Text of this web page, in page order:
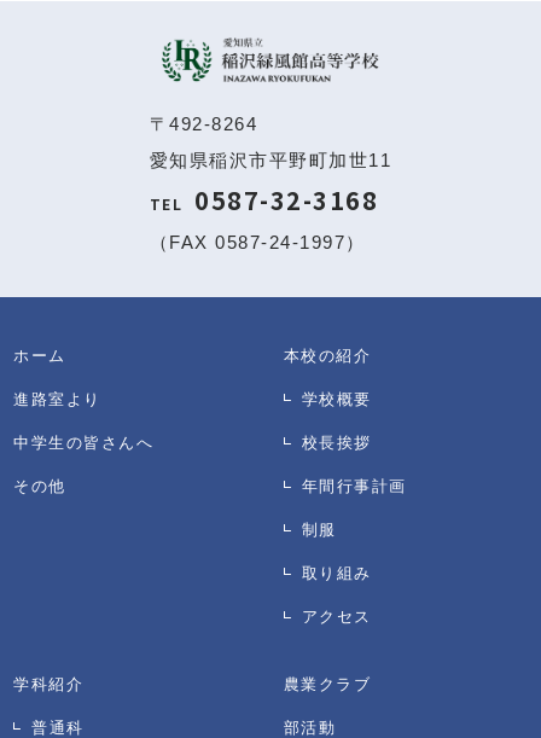
〒492-8264
愛知県稲沢市平野町加世11
TEL 0587-32-3168
（FAX 0587-24-1997）
ホーム
進路室より
中学生の皆さんへ
その他
本校の紹介
学校概要
校長挨拶
年間行事計画
制服
取り組み
アクセス
学科紹介
普通科
農業クラブ
部活動